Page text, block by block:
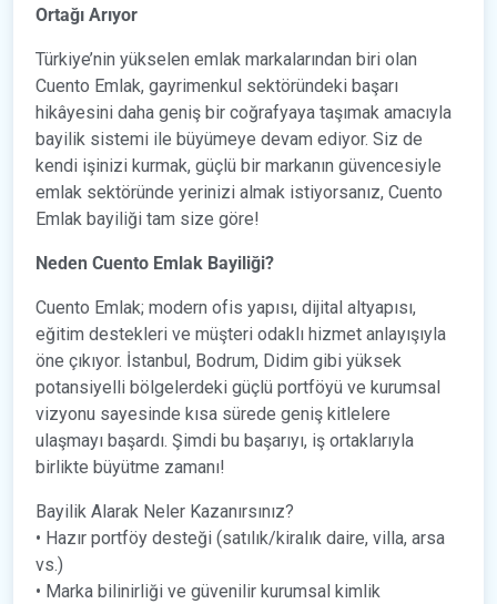
Ortağı Arıyor
Türkiye’nin yükselen emlak markalarından biri olan
Cuento Emlak, gayrimenkul sektöründeki başarı
hikâyesini daha geniş bir coğrafyaya taşımak amacıyla
bayilik sistemi ile büyümeye devam ediyor. Siz de
kendi işinizi kurmak, güçlü bir markanın güvencesiyle
emlak sektöründe yerinizi almak istiyorsanız, Cuento
Emlak bayiliği tam size göre!
Neden Cuento Emlak Bayiliği?
Cuento Emlak; modern ofis yapısı, dijital altyapısı,
eğitim destekleri ve müşteri odaklı hizmet anlayışıyla
öne çıkıyor. İstanbul, Bodrum, Didim gibi yüksek
potansiyelli bölgelerdeki güçlü portföyü ve kurumsal
vizyonu sayesinde kısa sürede geniş kitlelere
ulaşmayı başardı. Şimdi bu başarıyı, iş ortaklarıyla
birlikte büyütme zamanı!
Bayilik Alarak Neler Kazanırsınız?
• Hazır portföy desteği (satılık/kiralık daire, villa, arsa
vs.)
• Marka bilinirliği ve güvenilir kurumsal kimlik